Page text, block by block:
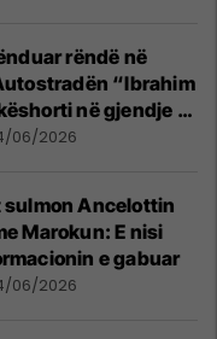
rëndë në
“Ibrahim
në gjendje të
06/2026
Ancelottin
Marokun: E nisi
e gabuar
06/2026